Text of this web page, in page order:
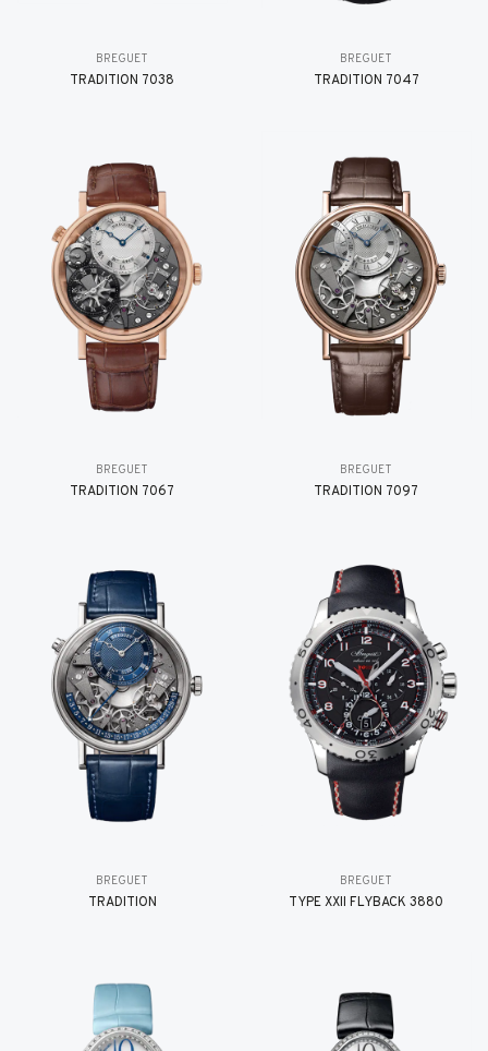
BREGUET
TRADITION 7038
BREGUET
TRADITION 7047
BREGUET
TRADITION 7067
BREGUET
TRADITION 7097
BREGUET
TRADITION
BREGUET
TYPE XXII FLYBACK 3880